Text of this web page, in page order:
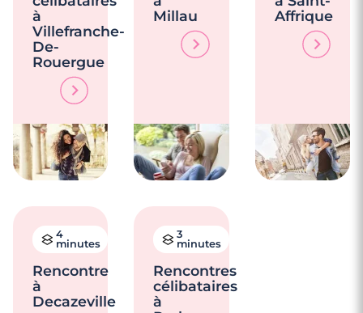
à
Villefranche-
De-
Rouergue
Millau
Affrique
4
minutes
Rencontre
à
Decazeville
3
minutes
Rencontres
célibataires
à